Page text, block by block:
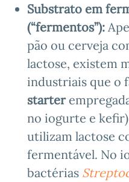
Substrato em
(“fermentos”):
pão ou cerveja
lactose, existem
industriais que o
starter
no iogurte e
utilizam lactose
fermentável. No
bactérias